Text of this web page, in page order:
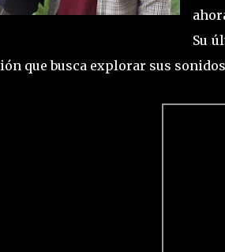
Su
que busca explorar sus